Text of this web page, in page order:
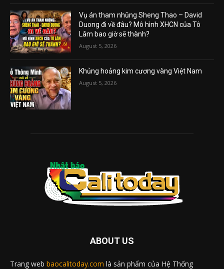
Vụ án tham nhũng Sheng Thao – David
Duong đi về đâu? Mô hình XHCN của Tô
Lâm bao giờ sẽ thành?
August 5, 2026
Khủng hoảng kim cương vàng Việt Nam
August 5, 2026
ABOUT US
Trang web baocalitoday.com là sản phẩm của Hệ Thống